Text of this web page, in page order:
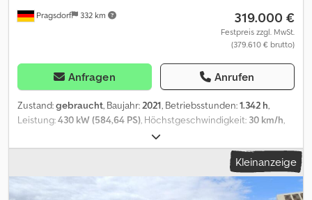
Pragsdorf 332 km 319.000 €
Festpreis zzgl. MwSt.
(379.610 € brutto)
Anfragen Anrufen
Zustand:gebraucht, Baujahr:2021, Betriebsstunden:1.342 h,
Leistung:430 kW (584,64 PS), Höchstgeschwindigkeit: 30 km/h,
, Hinterreifengröße:
Arbeitsbreite:1.230 mm, Reifengröße:500/85R30, Ausstattung:
Beleuchtung, Bordcomputer, Ertragsmonitor mit GPS, Kabine,
Klimaanlage, Mähmaschine
, Bereifung (v):635mm, Bereifung
(h):500/85R30, Betriebsstunden:1342, Trommel- /
Kleinanzeige